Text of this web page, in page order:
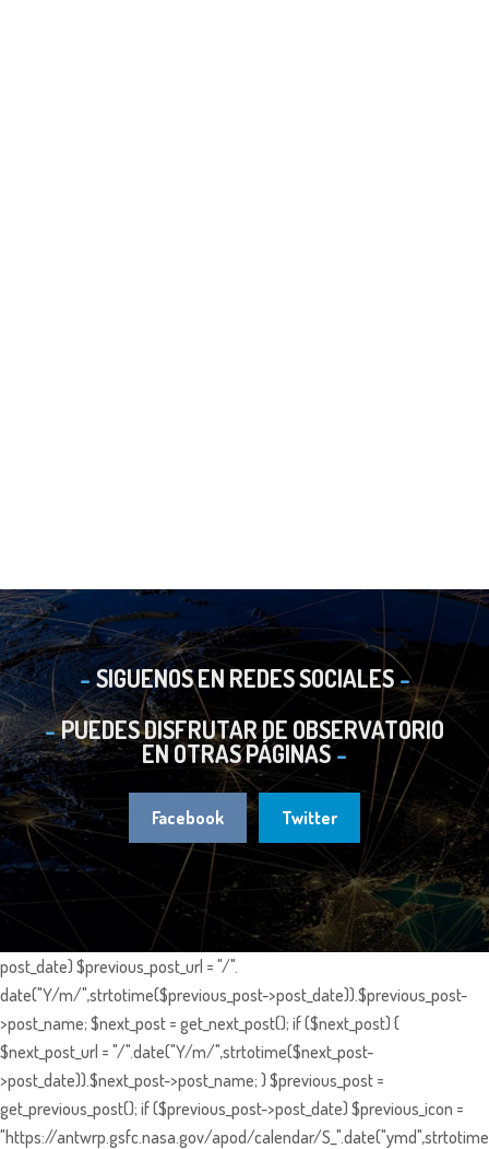
SIGUENOS EN REDES SOCIALES
PUEDES DISFRUTAR DE OBSERVATORIO
EN OTRAS PÁGINAS
Facebook Twitter
post_date) $previous_post_url = "/".
date("Y/m/",strtotime($previous_post->post_date)).$previous_post-
>post_name; $next_post = get_next_post(); if ($next_post) {
$next_post_url = "/".date("Y/m/",strtotime($next_post-
>post_date)).$next_post->post_name; } $previous_post =
get_previous_post(); if ($previous_post->post_date) $previous_icon =
"https://antwrp.gsfc.nasa.gov/apod/calendar/